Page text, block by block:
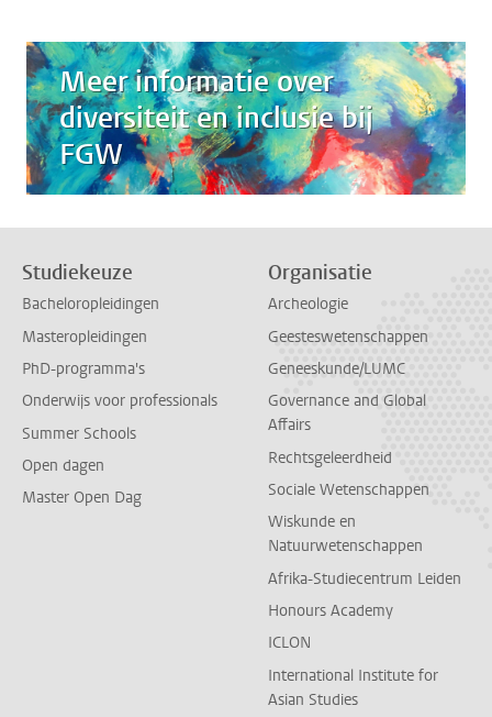
Meer informatie over
diversiteit en inclusie bij
FGW
Studiekeuze
Bacheloropleidingen
Masteropleidingen
PhD-programma's
Onderwijs voor professionals
Summer Schools
Open dagen
Master Open Dag
Organisatie
Archeologie
Geesteswetenschappen
Geneeskunde/LUMC
Governance and Global
Affairs
Rechtsgeleerdheid
Sociale Wetenschappen
Wiskunde en
Natuurwetenschappen
Afrika-Studiecentrum Leiden
Honours Academy
ICLON
International Institute for
Asian Studies